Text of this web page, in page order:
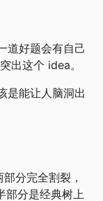
道好题会有自己
出这个 idea。
是能让人脑洞出
部分完全割裂，
部分是经典树上